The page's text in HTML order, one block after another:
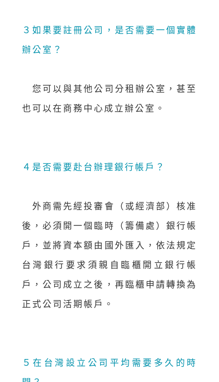
３ 如果要註冊公司，是否需要一個實體
辦公室？
您可以與其他公司分租辦公室，甚至
也可以在商務中心成立辦公室。
４ 是否需要赴台辦理銀行帳戶？
外商需先經投審會（或經濟部）核准
後，必須開一個臨時（籌備處）銀行帳
戶，並將資本額由國外匯入，依法規定
台灣銀行要求須親自臨櫃開立銀行帳
戶，公司成立之後，再臨櫃申請轉換為
正式公司活期帳戶。
５在台灣設立公司平均需要多久的時